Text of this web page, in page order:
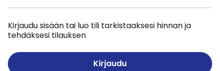
Kirjaudu sisään tai luo tili tarkistaaksesi hinnan ja
tehdäksesi tilauksen
Kirjaudu